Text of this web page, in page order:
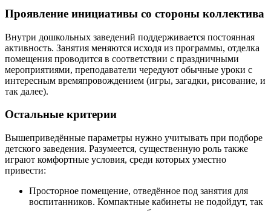
Проявление инициативы со стороны коллектива
Внутри дошкольных заведений поддерживается постоянная
активность. Занятия меняются исходя из программы, отделка
помещения проводится в соответствии с праздничными
мероприятиями, преподаватели чередуют обычные уроки с
интересным времяпровождением (игры, загадки, рисование, и
так далее).
Остальные критерии
Вышеприведённые параметры нужно учитывать при подборе
детского заведения. Разумеется, существенную роль также
играют комфортные условия, среди которых уместно
привести:
Просторное помещение, отведённое под занятия для
воспитанников. Компактные кабинеты не подойдут, так